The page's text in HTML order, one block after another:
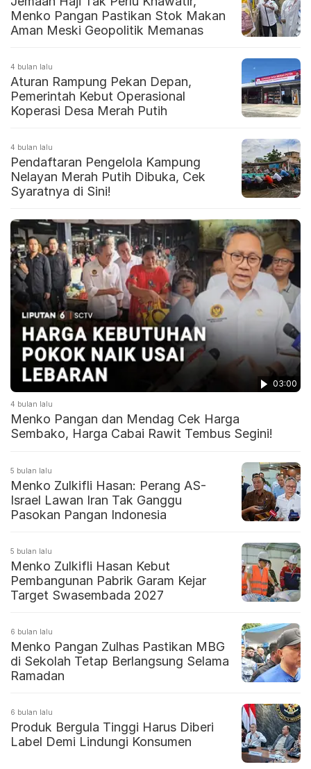
Menko Pangan Pastikan Stok Makan
Aman Meski Geopolitik Memanas
4 bulan lalu
Aturan Rampung Pekan Depan,
Pemerintah Kebut Operasional
Koperasi Desa Merah Putih
4 bulan lalu
Pendaftaran Pengelola Kampung
Nelayan Merah Putih Dibuka, Cek
Syaratnya di Sini!
03:00
4 bulan lalu
Menko Pangan dan Mendag Cek Harga
Sembako, Harga Cabai Rawit Tembus Segini!
5 bulan lalu
Menko Zulkifli Hasan: Perang AS-
Israel Lawan Iran Tak Ganggu
Pasokan Pangan Indonesia
5 bulan lalu
Menko Zulkifli Hasan Kebut
Pembangunan Pabrik Garam Kejar
Target Swasembada 2027
6 bulan lalu
Menko Pangan Zulhas Pastikan MBG
di Sekolah Tetap Berlangsung Selama
Ramadan
6 bulan lalu
Produk Bergula Tinggi Harus Diberi
Label Demi Lindungi Konsumen